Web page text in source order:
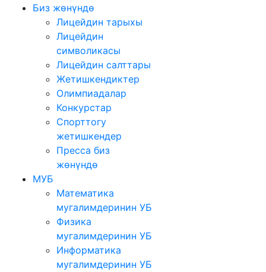
Биз жөнүндө
Лицейдин тарыхы
Лицейдин
символикасы
Лицейдин салттары
Жетишкендиктер
Олимпиадалар
Конкурстар
Спорттогу
жетишкендер
Пресса биз
жөнүндө
МУБ
Математика
мугалимдеринин УБ
Физика
мугалимдеринин УБ
Информатика
мугалимдеринин УБ